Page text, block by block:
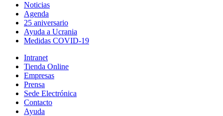
Noticias
Agenda
25 aniversario
Ayuda a Ucrania
Medidas COVID-19
Intranet
Tienda Online
Empresas
Prensa
Sede Electrónica
Contacto
Ayuda